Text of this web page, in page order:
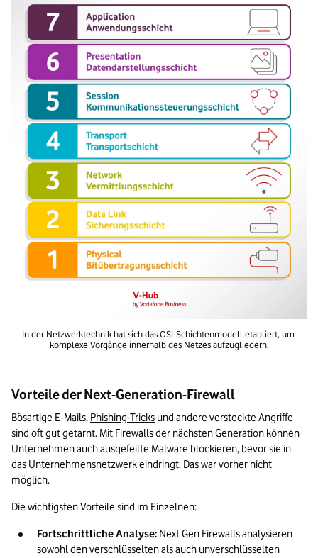
In der Netzwerktechnik hat sich das OSI-Schichtenmodell etabliert, um
komplexe Vorgänge innerhalb des Netzes aufzugliedern.
Vorteile der Next-Generation-Firewall
Bösartige E-Mails, Phishing-Tricks und andere versteckte Angriffe
sind oft gut getarnt. Mit Firewalls der nächsten Generation können
Unternehmen auch ausgefeilte Malware blockieren, bevor sie in
das Unternehmensnetzwerk eindringt. Das war vorher nicht
möglich.
Die wichtigsten Vorteile sind im Einzelnen:
Fortschrittliche Analyse: Next Gen Firewalls analysieren
sowohl den verschlüsselten als auch unverschlüsselten